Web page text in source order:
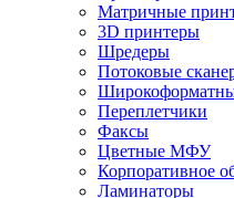
Матричные
3D принтеры
Шредеры
Потоковые
Переплетчики
Факсы
Цветные МФУ
Корпоративное
Ламинаторы